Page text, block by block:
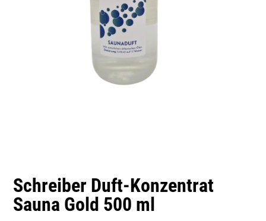
Schreiber Duft-Konzentrat
Sauna Gold 500 ml